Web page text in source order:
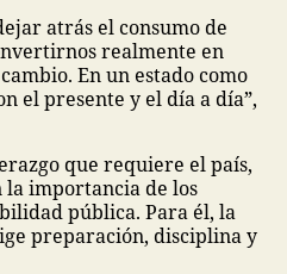
atrás el consumo de
realmente en
En un estado como
el presente y el día a día”,
que requiere el país,
la importancia de los
pública. Para él, la
preparación, disciplina y